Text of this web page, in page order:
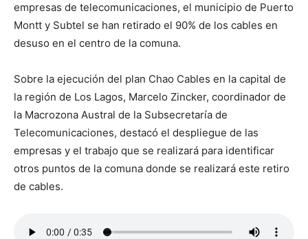
empresas de telecomunicaciones, el municipio de Puerto
Montt y Subtel se han retirado el 90% de los cables en
desuso en el centro de la comuna.
Sobre la ejecución del plan Chao Cables en la capital de
la región de Los Lagos, Marcelo Zincker, coordinador de
la Macrozona Austral de la Subsecretaría de
Telecomunicaciones, destacó el despliegue de las
empresas y el trabajo que se realizará para identificar
otros puntos de la comuna donde se realizará este retiro
de cables.